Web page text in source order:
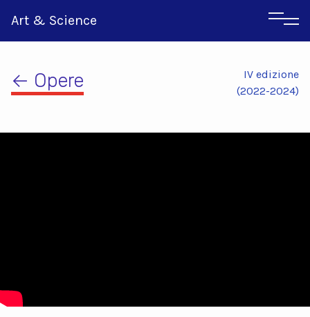
Art & Science
← Opere
IV edizione
(2022-2024)